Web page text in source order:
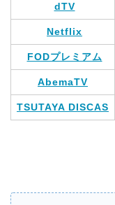
dTV
Netflix
FODプレミアム
AbemaTV
TSUTAYA DISCAS